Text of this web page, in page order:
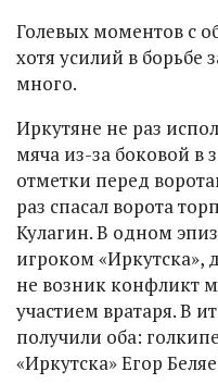
Голевых моментов с
хотя усилий в борьбе
много.
Иркутяне не раз
мяча из-за боковой в
отметки перед
раз спасал ворота
Кулагин. В одном
игроком «Иркутска»,
не возник конфликт
участием вратаря. В
получили оба:
«Иркутска» Егор